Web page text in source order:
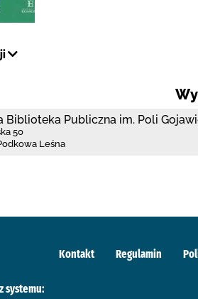
Biblioteka Publiczna im. Poli
50
Leśna
Kontakt Regulamin
systemu: